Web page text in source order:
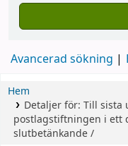
Avancerad sökning
Hem
Detaljer för: Till sista
postlagstiftningen i ett
slutbetänkande /